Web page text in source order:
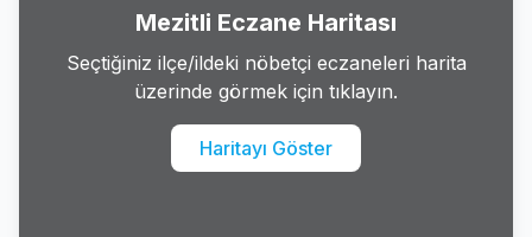
Yenisehir
Mezitli Eczane Haritası
Seçtiğiniz ilçe/ildeki nöbetçi eczaneleri harita
üzerinde görmek için tıklayın.
Haritayı Göster